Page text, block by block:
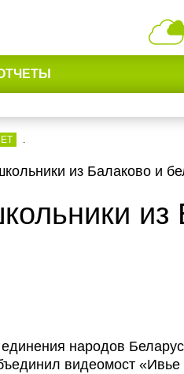
.
из Балаково и
из
народов
видеомост «Ивье